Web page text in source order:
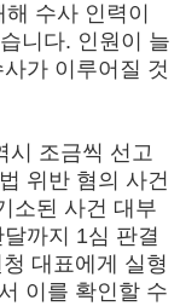
수사 인력이
니다. 인원이 늘
가 이루어질 것
시 조금씩 선고
위반 혐의 사건
소된 사건 대부
까지 1심 판결
대표에게 실형
이를 확인할 수